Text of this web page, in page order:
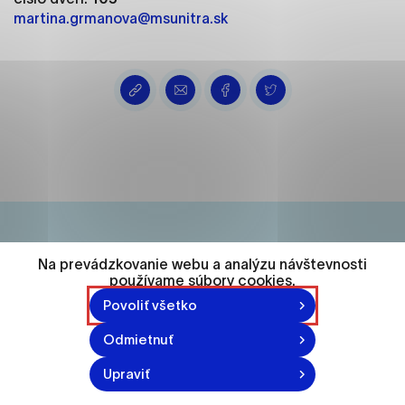
martina.grmanova@msunitra.sk
74 548
obyvateľov
870-871 n.l.
Na prevádzkovanie webu a analýzu návštevnosti
používame súbory cookies.
Povoliť všetko
Odmietnuť
Upraviť
ako je navigácia na stránke a prístup k
zabezpečeným oblastiam webovej stránky. Bez
ponúknuť im lepšiu skúsenosť. Všetky dáta sa
konkrétnou osobou.
Označiť všetko
Uložiť nastavenia
Viac informácií